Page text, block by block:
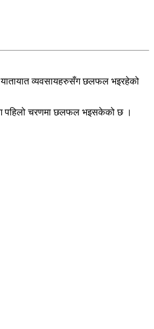
यातायात व्यवसायहरुसँग छलफल भइरहेको
पहिलो चरणमा छलफल भइसकेको छ ।